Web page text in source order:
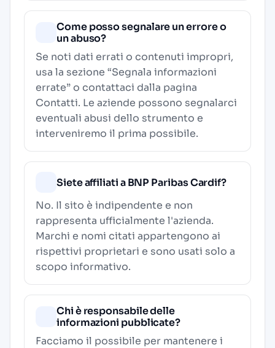
Come posso segnalare un errore o
un abuso?
Se noti dati errati o contenuti impropri,
usa la sezione “Segnala informazioni
errate” o contattaci dalla pagina
Contatti. Le aziende possono segnalarci
eventuali abusi dello strumento e
interveniremo il prima possibile.
Siete affiliati a BNP Paribas Cardif?
No. Il sito è indipendente e non
rappresenta ufficialmente l'azienda.
Marchi e nomi citati appartengono ai
rispettivi proprietari e sono usati solo a
scopo informativo.
Chi è responsabile delle
informazioni pubblicate?
Facciamo il possibile per mantenere i